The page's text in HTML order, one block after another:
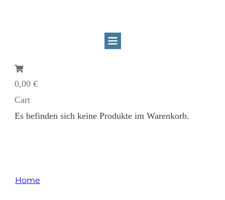
0,00 €
Cart
Es befinden sich keine Produkte im Warenkorb.
Home